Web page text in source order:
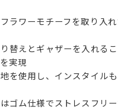
ラワーモチーフを取り入
替えとギャザーを入れる
実現
を使用し、インスタイル
ゴム仕様でストレスフリ